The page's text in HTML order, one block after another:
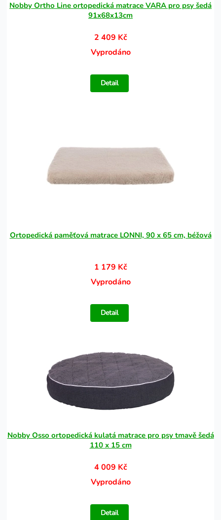
Nobby Ortho Line ortopedická matrace VARA pro psy šedá
91x68x13cm
2 409 Kč
Vyprodáno
Detail
Ortopedická paměťová matrace LONNI, 90 x 65 cm, béžová
1 179 Kč
Vyprodáno
Detail
Nobby Osso ortopedická kulatá matrace pro psy tmavě šedá
110 x 15 cm
4 009 Kč
Vyprodáno
Detail